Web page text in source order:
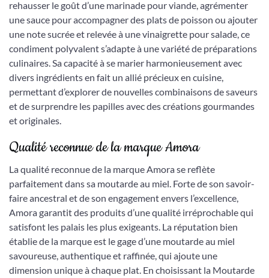
rehausser le goût d’une marinade pour viande, agrémenter
une sauce pour accompagner des plats de poisson ou ajouter
une note sucrée et relevée à une vinaigrette pour salade, ce
condiment polyvalent s’adapte à une variété de préparations
culinaires. Sa capacité à se marier harmonieusement avec
divers ingrédients en fait un allié précieux en cuisine,
permettant d’explorer de nouvelles combinaisons de saveurs
et de surprendre les papilles avec des créations gourmandes
et originales.
Qualité reconnue de la marque Amora
La qualité reconnue de la marque Amora se reflète
parfaitement dans sa moutarde au miel. Forte de son savoir-
faire ancestral et de son engagement envers l’excellence,
Amora garantit des produits d’une qualité irréprochable qui
satisfont les palais les plus exigeants. La réputation bien
établie de la marque est le gage d’une moutarde au miel
savoureuse, authentique et raffinée, qui ajoute une
dimension unique à chaque plat. En choisissant la Moutarde